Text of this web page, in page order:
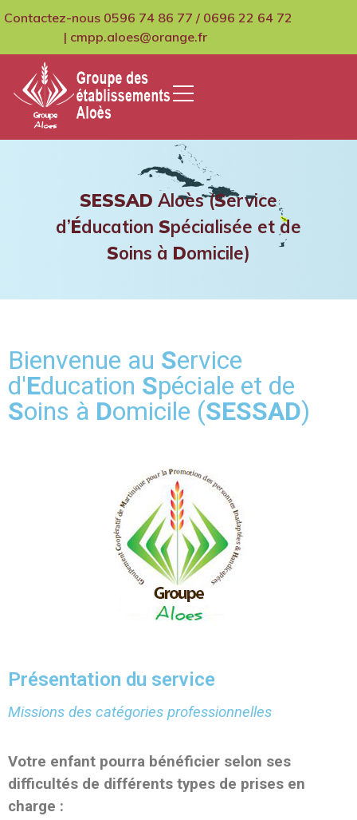
Contactez-nous 0596 74 86 77 / 0696 22 64 72
| cmpp.aloes@orange.fr
GCMPIH Aloes
SESSAD Aloès (Service
d’Éducation Spécialisée et de
Soins à Domicile)
Bienvenue au Service
d'Education Spéciale et de
Soins à Domicile (SESSAD)
Présentation du service
Missions des catégories professionnelles
Votre enfant pourra bénéficier selon ses
difficultés de différents types de prises en
charge :